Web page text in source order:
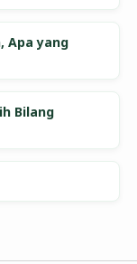
Apa yang
Bilang